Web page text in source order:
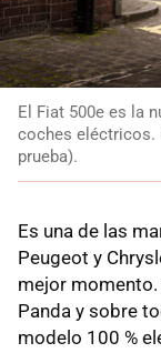
El Fiat 500e es la
coches eléctricos.
prueba).
Es una de las
Peugeot y
mejor
Panda y sobre
modelo 100 %